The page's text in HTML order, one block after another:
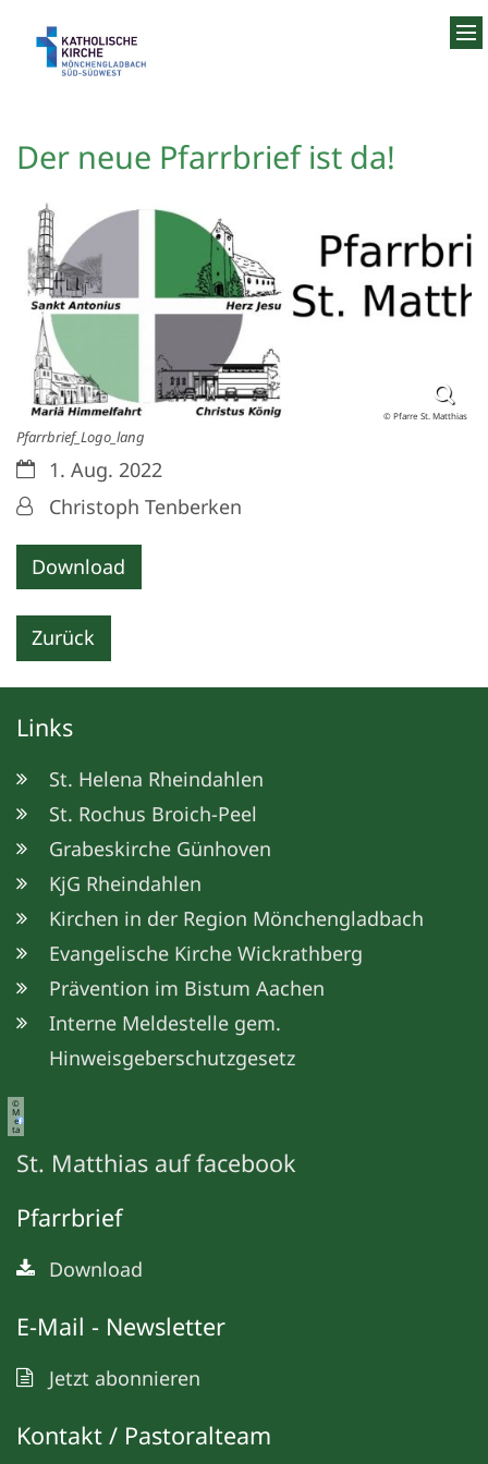
Der neue Pfarrbrief ist da!
© Pfarre St. Matthias
Pfarrbrief_Logo_lang
Datum:1. Aug. 2022
Von:Christoph Tenberken
Download
Zurück
Links
St. Helena Rheindahlen
St. Rochus Broich-Peel
Grabeskirche Günhoven
KjG Rheindahlen
Kirchen in der Region Mönchengladbach
Evangelische Kirche Wickrathberg
Prävention im Bistum Aachen
Interne Meldestelle gem.
Hinweisgeberschutzgesetz
©
M
e
ta
St. Matthias auf facebook
Pfarrbrief
Download
E-Mail - Newsletter
Jetzt abonnieren
Kontakt / Pastoralteam